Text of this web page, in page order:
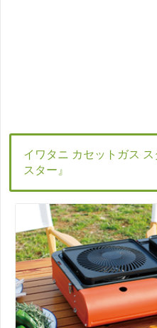
イワタニ カセットガス
スター』